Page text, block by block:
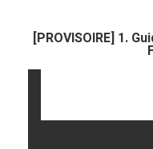
[PROVISOIRE] 1.